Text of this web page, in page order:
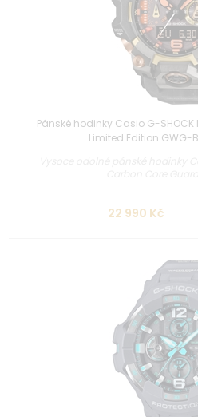
Pánské hodinky Casio G-
Limited Edition GWG-
22 990 Kč